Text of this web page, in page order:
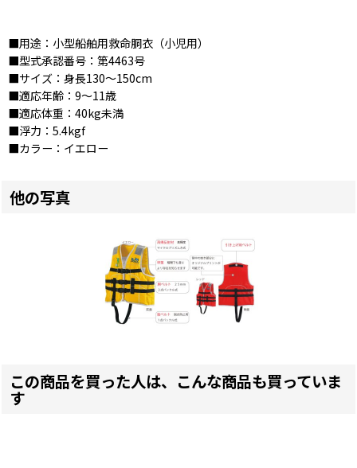
■用途：小型船舶用救命胴衣（小児用）
■型式承認番号：第4463号
■サイズ：身長130〜150cm
■適応年齢：9〜11歳
■適応体重：40kg未満
■浮力：5.4kgf
■カラー：イエロー
他の写真
この商品を買った人は、こんな商品も買っていま
す